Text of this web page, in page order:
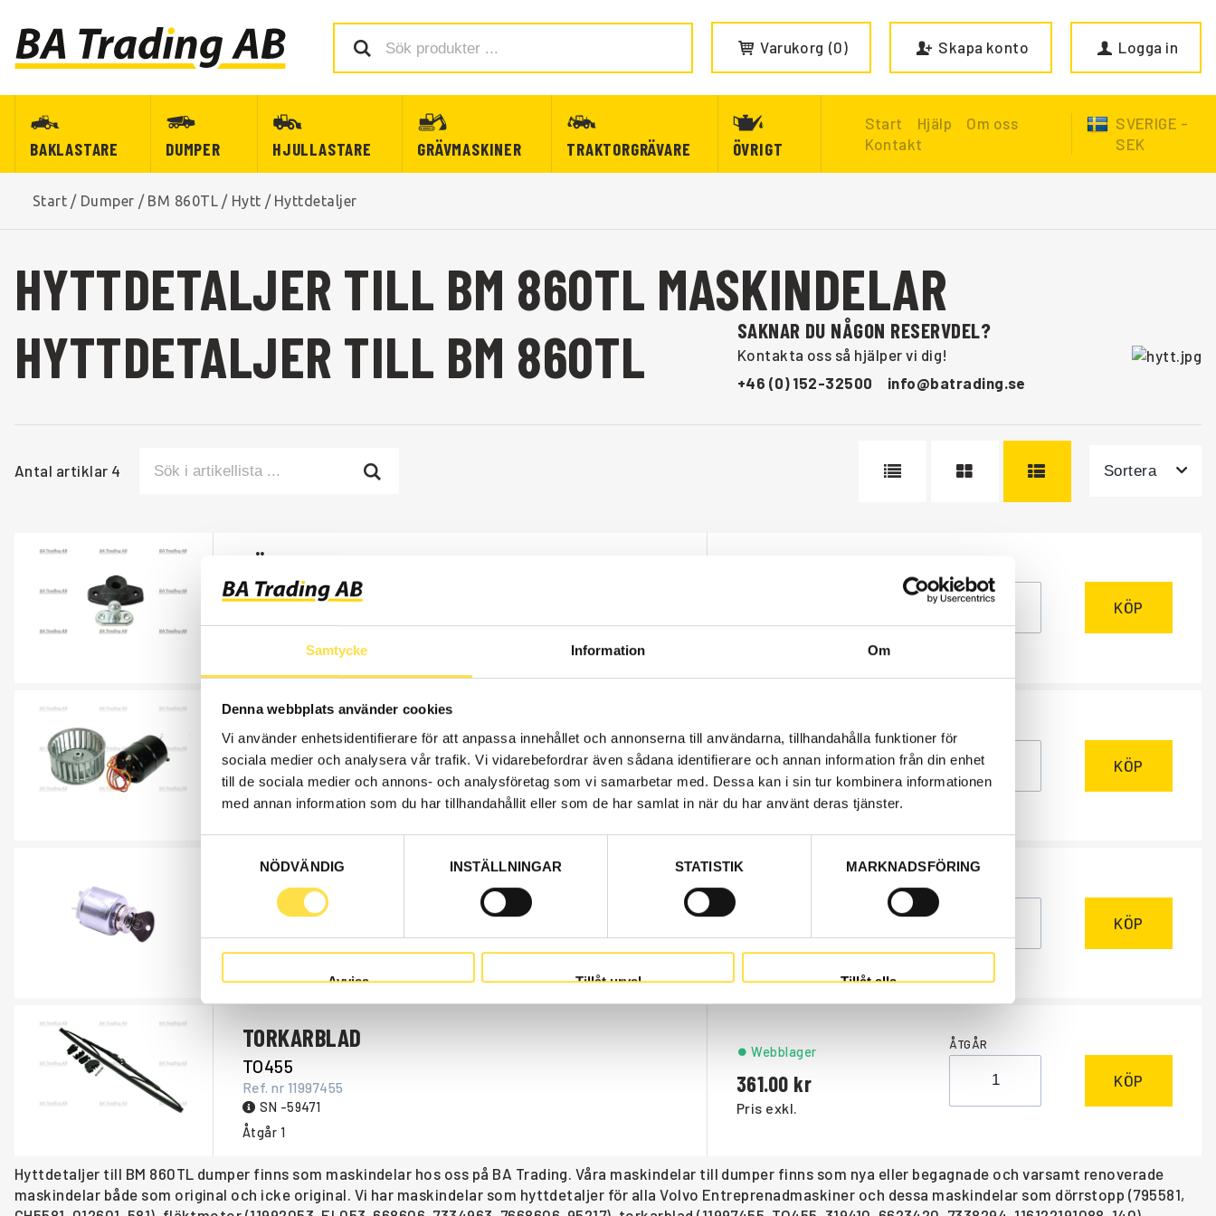
Samtycke Information Om
Denna webbplats använder cookies
Vi använder enhetsidentifierare för att anpassa innehållet och annonserna till användarna, tillhandahålla funktioner för
sociala medier och analysera vår trafik. Vi vidarebefordrar även sådana identifierare och annan information från din enhet
till de sociala medier och annons- och analysföretag som vi samarbetar med. Dessa kan i sin tur kombinera informationen
med annan information som du har tillhandahållit eller som de har samlat in när du har använt deras tjänster.
NÖDVÄNDIG
INSTÄLLNINGAR STATISTIK MARKNADSFÖRING
Avvisa Tillåt urval Tillåt alla
Varukorg 0 Skapa konto Logga in
BAKLASTARE DUMPER HJULLASTARE GRÄVMASKINER TRAKTORGRÄVARE ÖVRIGT
Start Hjälp
Om oss
Kontakt
SVERIGE -
SEK
Start / Dumper / BM 860TL / Hytt / Hyttdetaljer
HYTTDETALJER TILL BM 860TL MASKINDELAR
HYTTDETALJER TILL BM 860TL
SAKNAR DU NÅGON RESERVDEL?
Kontakta oss så hjälper vi dig!
+46 (0) 152-32500
info@batrading.se
Antal artiklar 4 Sortera
DÖRRSTOPP
CH5581
KÖP
FLÄKTMOTOR
EL053
Ref. nr 11992053
Motor inkl. skovelhjul.
Pris exkl.
3 161.00
Webblager
KÖP
STARTLÅS
ST437
SN -59471.
Pris exkl.
KÖP
TORKARBLAD
TO455
Ref. nr 11997455
SN -59471
Åtgår 1
Pris exkl.
361.00
Webblager ÅTGÅR
KÖP
Hyttdetaljer till BM 860TL dumper finns som maskindelar hos oss på BA Trading. Våra maskindelar till dumper finns som nya eller begagnade och varsamt renoverade
maskindelar både som original och icke original. Vi har maskindelar som hyttdetaljer för alla Volvo Entreprenadmaskiner och dessa maskindelar som dörrstopp (795581,